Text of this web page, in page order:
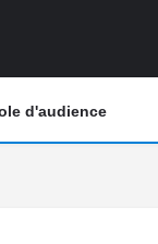
d'audience